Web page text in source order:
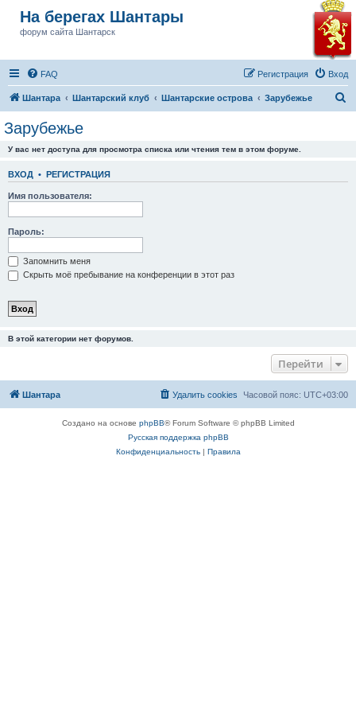
На берегах Шантары
форум сайта Шантарск
FAQ Вход
Регистрация
Шантара Шантарский клуб Шантарские острова Зарубежье
Зарубежье
У вас нет доступа для просмотра списка или чтения тем в этом форуме.
ВХОД • РЕГИСТРАЦИЯ
Имя пользователя:
Пароль:
Запомнить меня
Скрыть моё пребывание на конференции в этот раз
В этой категории нет форумов.
Перейти
Шантара Часовой пояс: UTC+03:00
Удалить cookies
Создано на основе phpBB® Forum Software © phpBB Limited
Русская поддержка phpBB
Конфиденциальность| Правила